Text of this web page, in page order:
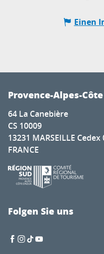
Einen
Provence-Alpes-
64 La Canebière
CS 10009
13231 MARSEILLE Cedex
FRANCE
Folgen Sie uns